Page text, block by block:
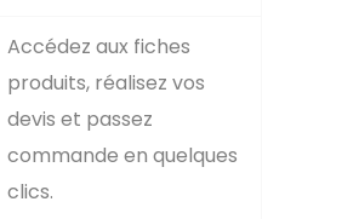
Accédez aux fiches
produits, réalisez vos
devis et passez
commande en quelques
clics.